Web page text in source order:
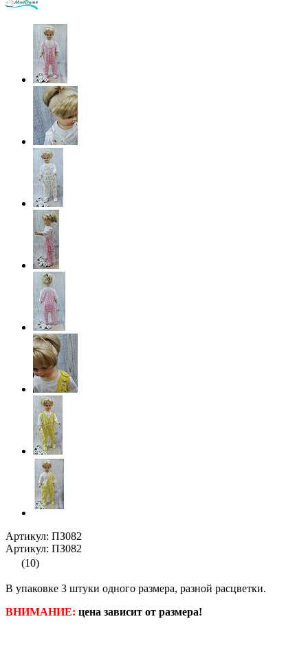
Артикул: ПЗ082
Артикул: ПЗ082
(10)
В упаковке 3 штуки одного размера, разной расцветки.
ВНИМАНИЕ: цена зависит от размера!